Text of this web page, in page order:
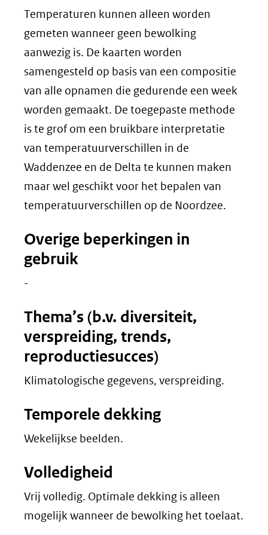
Temperaturen kunnen alleen worden
gemeten wanneer geen bewolking
aanwezig is. De kaarten worden
samengesteld op basis van een compositie
van alle opnamen die gedurende een week
worden gemaakt. De toegepaste methode
is te grof om een bruikbare interpretatie
van temperatuurverschillen in de
Waddenzee en de Delta te kunnen maken
maar wel geschikt voor het bepalen van
temperatuurverschillen op de Noordzee.
Overige beperkingen in
gebruik
-
Thema’s (b.v. diversiteit,
verspreiding, trends,
reproductiesucces)
Klimatologische gegevens, verspreiding.
Temporele dekking
Wekelijkse beelden.
Volledigheid
Vrij volledig. Optimale dekking is alleen
mogelijk wanneer de bewolking het toelaat.